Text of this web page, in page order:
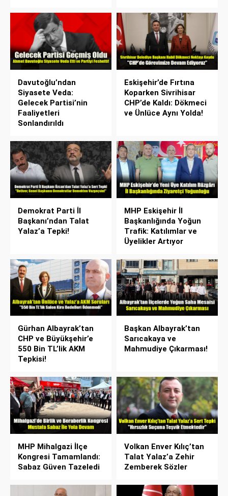
Davutoğlu’ndan
Siyasete Veda:
Gelecek Partisi’nin
Faaliyetleri
Sonlandırıldı
Eskişehir’de Fırtına
Koparken Sivrihisar
CHP’de Kaldı: Dökmeci
ve Ünlüce Aynı Yolda!
Demokrat Parti İl
Başkanı’ndan Talat
Yalaz’a Tepki!
MHP Eskişehir İl
Başkanlığında Yoğun
Trafik: Katılımlar ve
Üyelikler Artıyor
Gürhan Albayrak’tan
CHP ve Büyükşehir’e
550 Bin TL’lik AKM
Tepkisi!
Başkan Albayrak’tan
Sarıcakaya ve
Mahmudiye Çıkarması!
MHP Mihalgazi İlçe
Kongresi Tamamlandı:
Sabaz Güven Tazeledi
Volkan Enver Kılıç’tan
Talat Yalaz’a Zehir
Zemberek Sözler